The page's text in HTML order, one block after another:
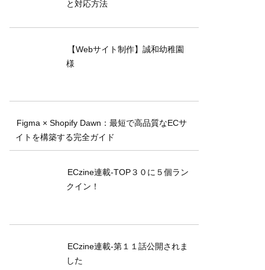
と対応方法
【Webサイト制作】誠和幼稚園
様
Figma × Shopify Dawn：最短で高品質なECサ
イトを構築する完全ガイド
ECzine連載-TOP３０に５個ラン
クイン！
ECzine連載-第１１話公開されま
した